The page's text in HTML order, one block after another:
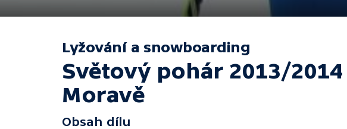
Lyžování a snowboarding
Světový pohár 2013/
Moravě
Obsah dílu